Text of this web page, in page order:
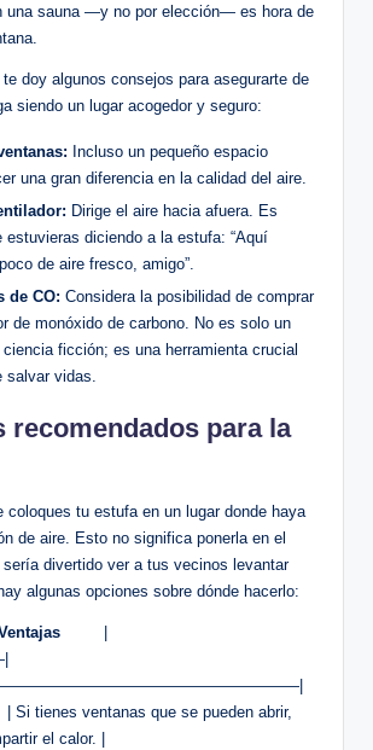
una sauna —y no por elección— es hora de
⁣doy algunos consejos para asegurarte⁤ de
siendo un lugar acogedor y seguro:
‍Incluso un pequeño espacio
una⁣ gran ​diferencia en la calidad del ‍aire.
Dirige el aire hacia afuera. Es
estuvieras diciendo⁤ a⁢ la estufa: “Aquí
‌de aire fresco, amigo”.
de CO: Considera la​ posibilidad‌ de comprar
de monóxido de carbono. ⁣No es solo un
ficción; es una herramienta crucial
salvar vidas.
recomendados para la
coloques tu estufa en un​ lugar ​donde haya
de aire.⁢ Esto ⁢no significa ponerla en el
sería divertido ver a ​tus vecinos levantar
algunas opciones sobre dónde hacerlo:
| Si tienes⁢ ventanas que ⁢se pueden ⁤abrir,
el⁤ calor.‌ |